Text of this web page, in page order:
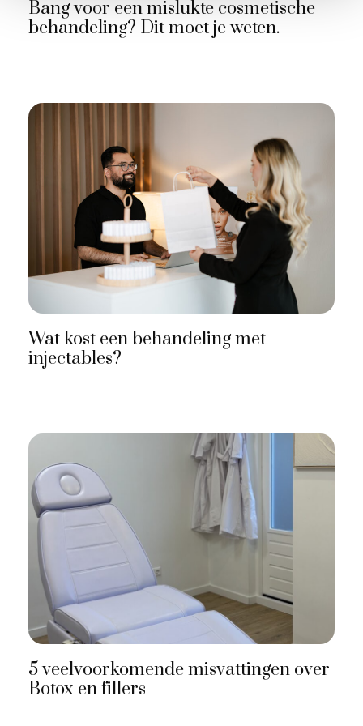
Bang voor een mislukte cosmetische
behandeling? Dit moet je weten.
Wat kost een behandeling met
injectables?
5 veelvoorkomende misvattingen over
Botox en fillers